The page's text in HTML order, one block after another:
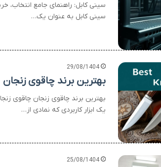
سینی کابل: راهنمای جامع انتخاب،
سینی کابل به عنوان یک…
29/08/1404
بهترین برند چاقوی زنجان
بهترین برند چاقوی زنجان چاقوی
یک ابزار کاربردی که نمادی از…
25/08/1404